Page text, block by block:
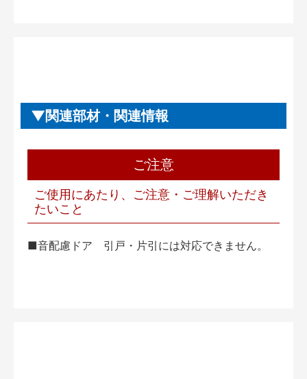
関連部材・関連情報
ご注意
ご使用にあたり、ご注意・ご理解いただき
たいこと
■音配慮ドア 引戸・片引には対応できません。